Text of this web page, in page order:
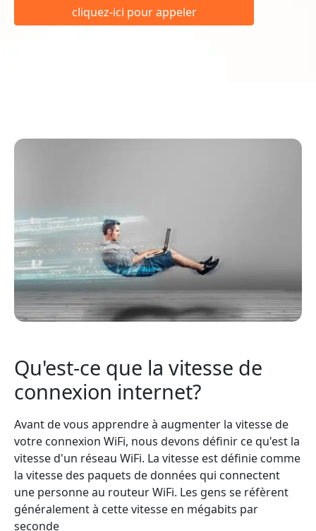
cliquez-ici pour appeler
Qu'est-ce que la vitesse de
connexion internet?
Avant de vous apprendre à augmenter la vitesse de
votre connexion WiFi, nous devons définir ce qu'est la
vitesse d'un réseau WiFi. La vitesse est définie comme
la vitesse des paquets de données qui connectent
une personne au routeur WiFi. Les gens se réfèrent
généralement à cette vitesse en mégabits par
seconde